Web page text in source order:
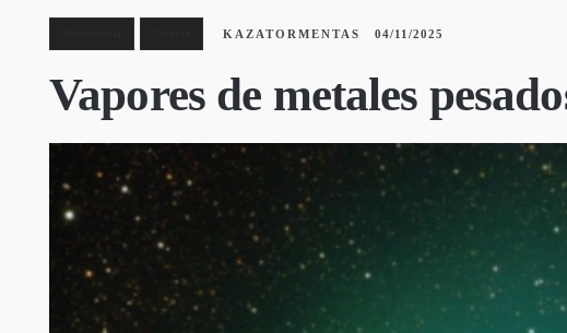
KAZATORMENTAS 04/11/2025
Vapores de metales